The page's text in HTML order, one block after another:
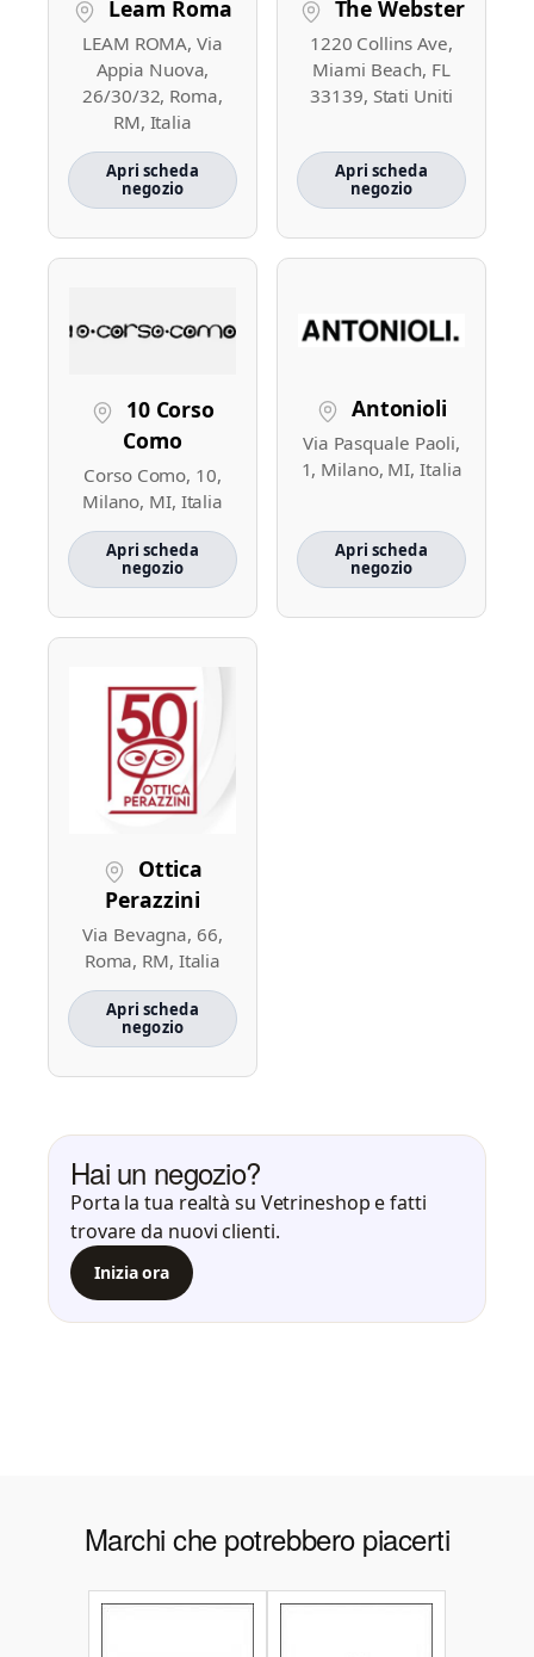
Leam Roma
LEAM ROMA, Via
Appia Nuova,
26/30/32, Roma,
RM, Italia
Apri scheda
negozio
The Webster
1220 Collins Ave,
Miami Beach, FL
33139, Stati Uniti
Apri scheda
negozio
10 Corso
Como
Corso Como, 10,
Milano, MI, Italia
Apri scheda
negozio
Antonioli
Via Pasquale Paoli,
1, Milano, MI, Italia
Apri scheda
negozio
Ottica
Perazzini
Via Bevagna, 66,
Roma, RM, Italia
Apri scheda
negozio
Hai un negozio?
Porta la tua realtà su Vetrineshop e fatti
trovare da nuovi clienti.
Inizia ora
Marchi che potrebbero piacerti